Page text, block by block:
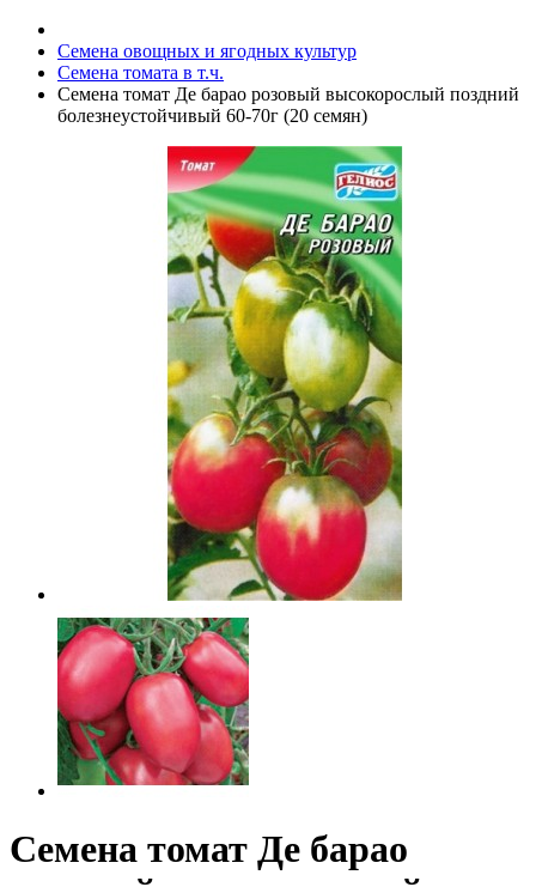
Семена овощных и ягодных культур
Семена томата в т.ч.
Семена томат Де барао розовый высокорослый поздний
болезнеустойчивый 60-70г (20 семян)
Семена томат Де барао